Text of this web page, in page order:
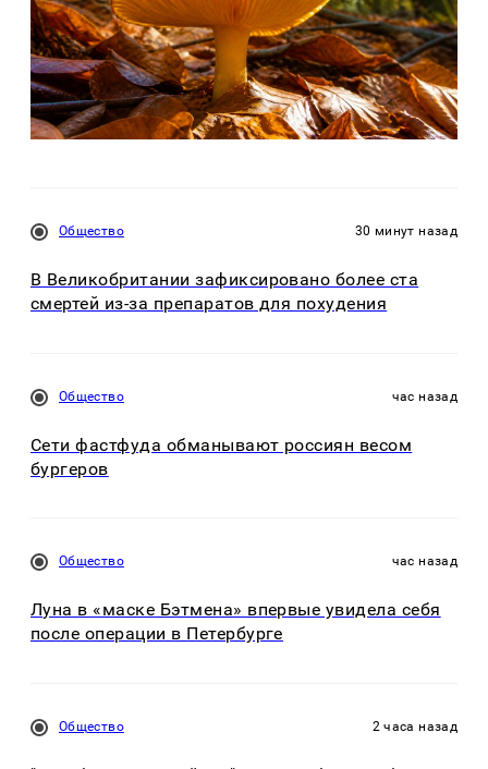
Общество 30 минут назад
В Великобритании зафиксировано более ста
смертей из-за препаратов для похудения
Общество час назад
Сети фастфуда обманывают россиян весом
бургеров
Общество час назад
Луна в «маске Бэтмена» впервые увидела себя
после операции в Петербурге
Общество 2 часа назад